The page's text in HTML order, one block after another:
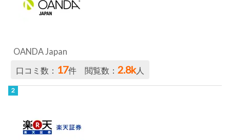
OANDA Japan
口コミ数： 17件 閲覧数：2.8k人